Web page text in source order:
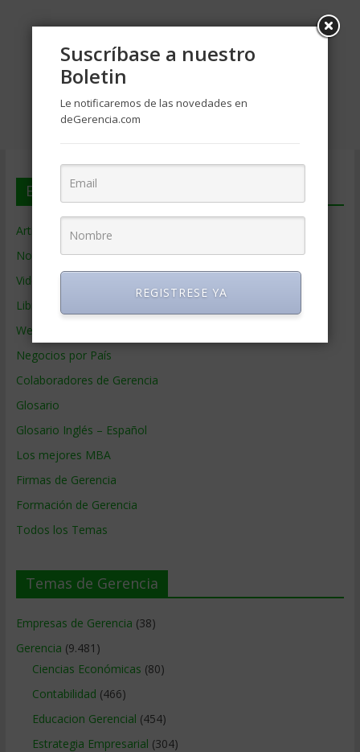
En deGerencia.com
Artículos de Gerencia
Noticias de Gerencia
Videos de Gerencia
Libros de Gerencia
Webs de Gerencia
Negocios por País
Colaboradores de Gerencia
Glosario
Glosario Inglés – Español
Los mejores MBA
Firmas de Gerencia
Formación de Gerencia
Todos los Temas
Temas de Gerencia
Empresas de Gerencia (38)
Gerencia (9.481)
Ciencias Económicas (80)
Contabilidad (466)
Educacion Gerencial (454)
Estrategia Empresarial (304)
Suscríbase a nuestro
Boletin
Le notificaremos de las novedades en
deGerencia.com
REGISTRESE YA